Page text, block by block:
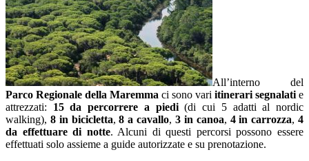
All’interno del
Parco Regionale della Maremma ci sono vari itinerari segnalati e
attrezzati: 15 da percorrere a piedi(di cui 5 adatti al nordic
walking), 8 in bicicletta,8 a cavallo, 3 in canoa, 4 in carrozza,4
da effettuare di notte. Alcuni di questi percorsi possono essere
effettuati solo assieme a guide autorizzate e su prenotazione.